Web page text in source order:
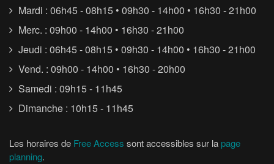
Mardi : 06h45 - 08h15 • 09h30 - 14h00 • 16h30 - 21h00
Merc. : 09h00 - 14h00 • 16h30 - 21h00
Jeudi : 06h45 - 08h15 • 09h30 - 14h00 • 16h30 - 21h00
Vend. : 09h00 - 14h00 • 16h30 - 20h00
Samedi : 09h15 - 11h45
Dimanche : 10h15 - 11h45
Les horaires de Free Access sont accessibles sur la page
planning.